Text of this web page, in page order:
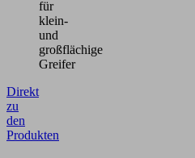
für
klein-
und
großflächige
Greifer
Direkt
zu
den
Produkten